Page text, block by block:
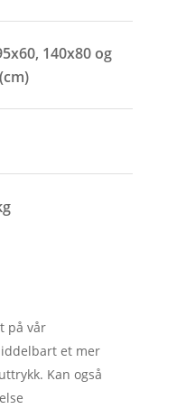
140x80 og
på vår
et mer
Kan også